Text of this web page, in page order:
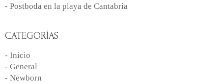
- Postboda en la playa de Cantabria
CATEGORÍAS
- Inicio
- General
- Newborn